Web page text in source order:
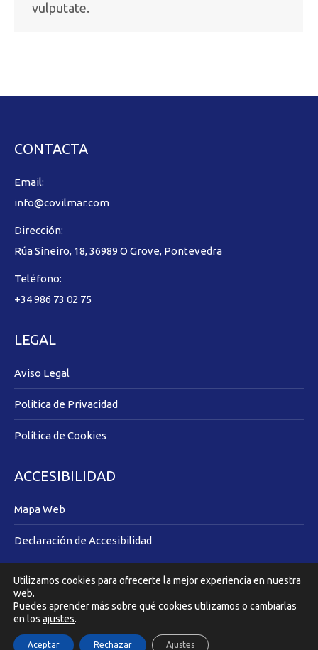
vulputate.
CONTACTA
Email:
info@covilmar.com
Dirección:
Rúa Sineiro, 18, 36989 O Grove, Pontevedra
Teléfono:
+34 986 73 02 75
LEGAL
Aviso Legal
Politica de Privacidad
Política de Cookies
ACCESIBILIDAD
Mapa Web
Declaración de Accesibilidad
Covilmar Promotora Inmobiliaria © 2025 | Acuarel.es
Utilizamos cookies para ofrecerte la mejor experiencia en nuestra
web.
Puedes aprender más sobre qué cookies utilizamos o cambiarlas
en los ajustes.
Aceptar Rechazar Ajustes